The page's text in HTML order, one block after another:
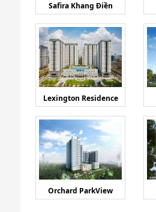
Safira Khang Điền
Lexington Residence
Orchard ParkView